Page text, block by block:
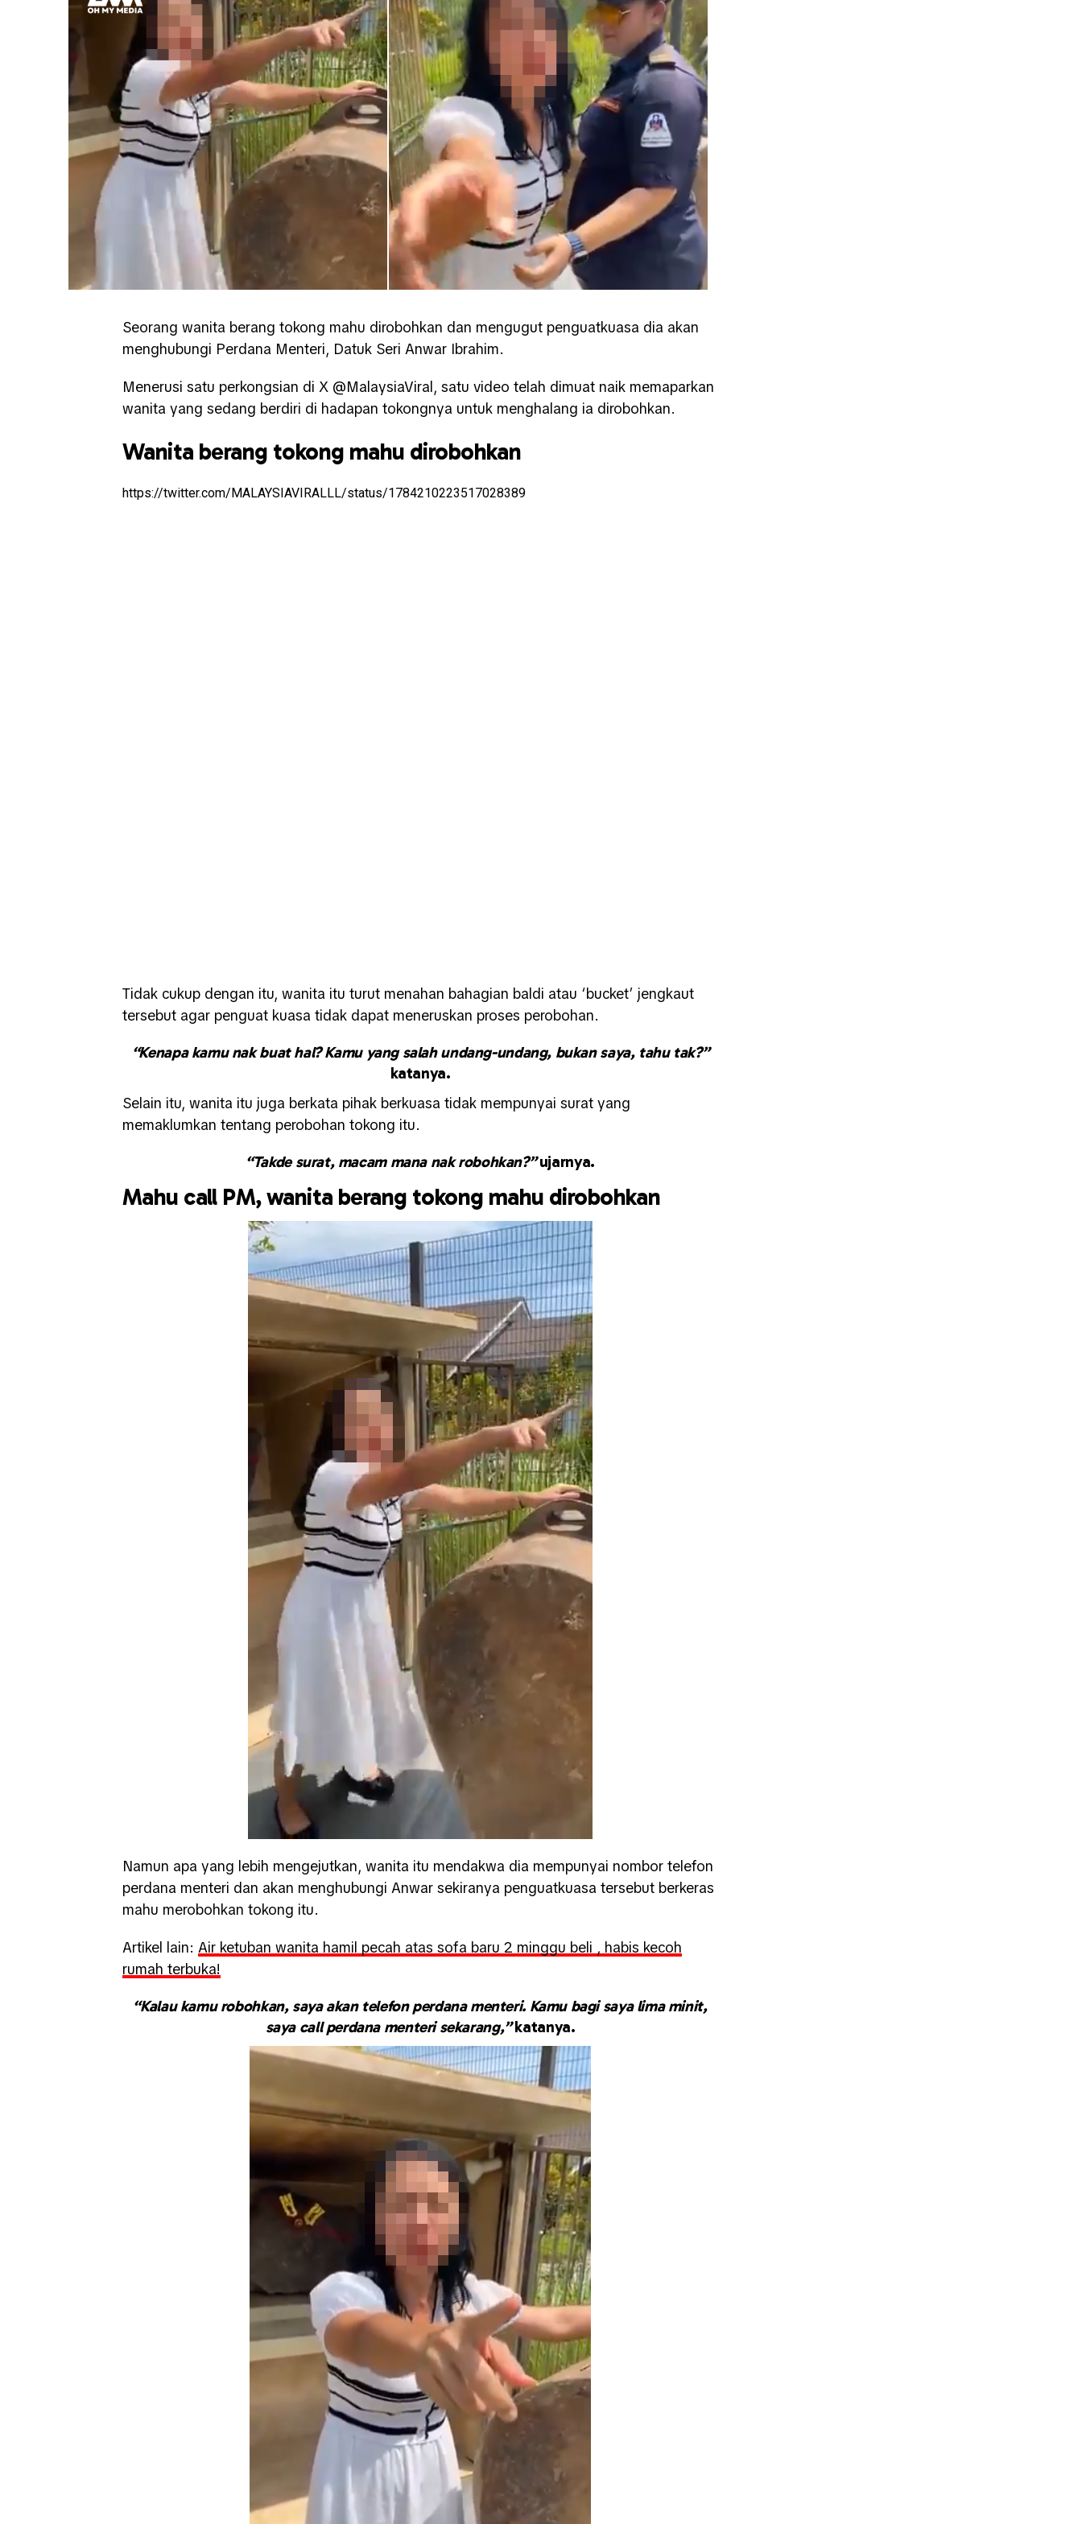
Seorang wanita berang tokong mahu dirobohkan dan mengugut penguatkuasa dia akan
menghubungi Perdana Menteri, Datuk Seri Anwar Ibrahim.
Menerusi satu perkongsian di X @MalaysiaViral, satu video telah dimuat naik memaparkan
wanita yang sedang berdiri di hadapan tokongnya untuk menghalang ia dirobohkan.
Wanita berang tokong mahu dirobohkan
https://twitter.com/MALAYSIAVIRALLL/status/1784210223517028389
Tidak cukup dengan itu, wanita itu turut menahan bahagian baldi atau ‘bucket’ jengkaut
tersebut agar penguat kuasa tidak dapat meneruskan proses perobohan.
“Kenapa kamu nak buat hal? Kamu yang salah undang-undang, bukan saya, tahu tak?”
katanya.
Selain itu, wanita itu juga berkata pihak berkuasa tidak mempunyai surat yang
memaklumkan tentang perobohan tokong itu.
“Takde surat, macam mana nak robohkan?”ujarnya.
Mahu call PM, wanita berang tokong mahu dirobohkan
Namun apa yang lebih mengejutkan, wanita itu mendakwa dia mempunyai nombor telefon
perdana menteri dan akan menghubungi Anwar sekiranya penguatkuasa tersebut berkeras
mahu merobohkan tokong itu.
Artikel lain: Air ketuban wanita hamil pecah atas sofa baru 2 minggu beli , habis kecoh
rumah terbuka!
“Kalau kamu robohkan, saya akan telefon perdana menteri. Kamu bagi saya lima minit,
saya call perdana menteri sekarang,”katanya.